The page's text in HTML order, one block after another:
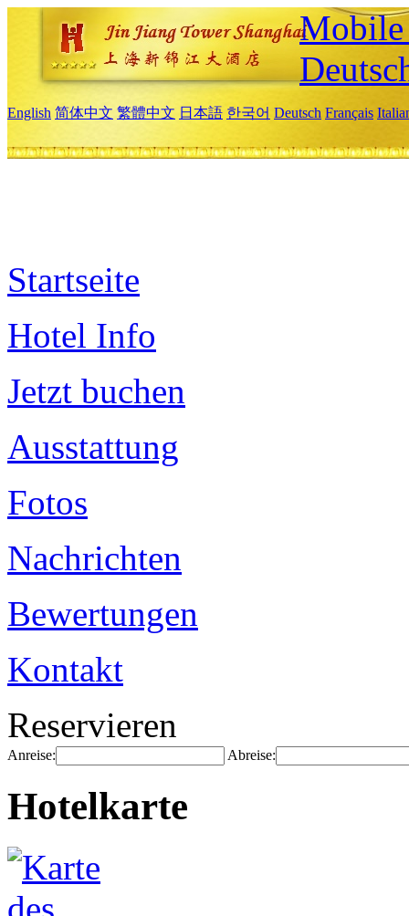
Mobile
English 简体中文 繁體中文 日本語 한국어 Deutsch Français
Startseite
Hotel Info
Jetzt buchen
Ausstattung
Fotos
Nachrichten
Bewertungen
Kontakt
Reservieren
Anreise: Abreise:
Hotelkarte